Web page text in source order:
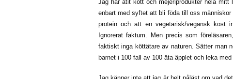
Jag har ätit kött och mejeriprodukter hela
enbart med syftet att bli föda till oss
protein och att en vegetarisk/vegansk kost
Ignorerat faktum. Men precis som
faktiskt inga köttätare av naturen. Sätter man
barnet i 100 fall av 100 äta äpplet och leka